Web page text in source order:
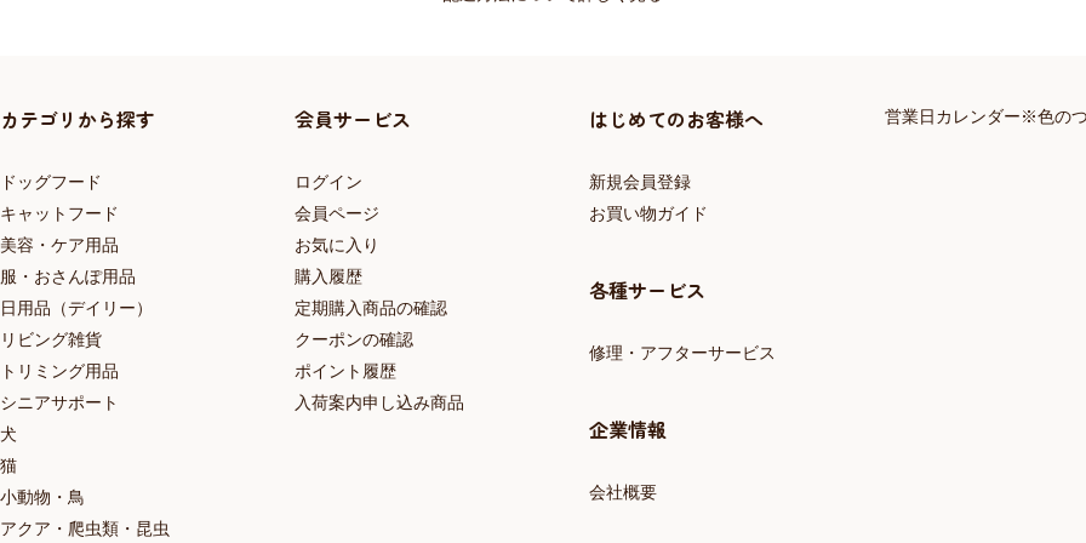
カテゴリから探す
ドッグフード
キャットフード
美容・ケア用品
服・おさんぽ用品
日用品（デイリー）
リビング雑貨
トリミング用品
シニアサポート
犬
猫
小動物・鳥
アクア・爬虫類・昆虫
会員サービス
ログイン
会員ページ
お気に入り
購入履歴
定期購入商品の確認
クーポンの確認
ポイント履歴
入荷案内申し込み商品
はじめてのお客様へ
新規会員登録
お買い物ガイド
各種サービス
修理・アフターサービス
企業情報
会社概要
営業日カレンダー※色の